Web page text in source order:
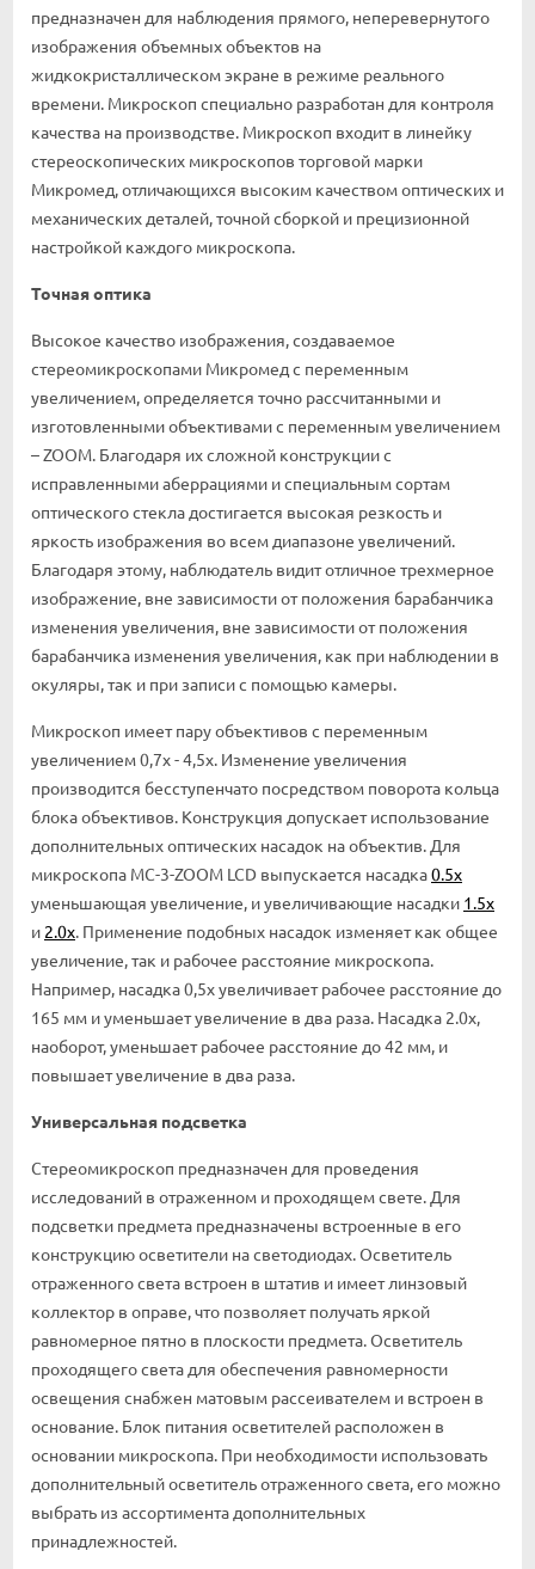
предназначен для наблюдения прямого, неперевернутого
изображения объемных объектов на
жидкокристаллическом экране в режиме реального
времени. Микроскоп специально разработан для контроля
качества на производстве. Микроскоп входит в линейку
стереоскопических микроскопов торговой марки
Микромед, отличающихся высоким качеством оптических и
механических деталей, точной сборкой и прецизионной
настройкой каждого микроскопа.
Точная оптика
Высокое качество изображения, создаваемое
стереомикроскопами Микромед с переменным
увеличением, определяется точно рассчитанными и
изготовленными объективами с переменным увеличением
– ZOOM. Благодаря их сложной конструкции с
исправленными аберрациями и специальным сортам
оптического стекла достигается высокая резкость и
яркость изображения во всем диапазоне увеличений.
Благодаря этому, наблюдатель видит отличное трехмерное
изображение, вне зависимости от положения барабанчика
изменения увеличения, вне зависимости от положения
барабанчика изменения увеличения, как при наблюдении в
окуляры, так и при записи с помощью камеры.
Микроскоп имеет пару объективов с переменным
увеличением 0,7х - 4,5х. Изменение увеличения
производится бесступенчато посредством поворота кольца
блока объективов. Конструкция допускает использование
дополнительных оптических насадок на объектив. Для
микроскопа МС-3-ZOOM LCD выпускается насадка0.5х
уменьшающая увеличение, и увеличивающие насадки 1.5х
и 2.0х. Применение подобных насадок изменяет как общее
увеличение, так и рабочее расстояние микроскопа.
Например, насадка 0,5х увеличивает рабочее расстояние до
165 мм и уменьшает увеличение в два раза. Насадка 2.0х,
наоборот, уменьшает рабочее расстояние до 42 мм, и
повышает увеличение в два раза.
Универсальная подсветка
Стереомикроскоп предназначен для проведения
исследований в отраженном и проходящем свете. Для
подсветки предмета предназначены встроенные в его
конструкцию осветители на светодиодах. Осветитель
отраженного света встроен в штатив и имеет линзовый
коллектор в оправе, что позволяет получать яркой
равномерное пятно в плоскости предмета. Осветитель
проходящего света для обеспечения равномерности
освещения снабжен матовым рассеивателем и встроен в
основание. Блок питания осветителей расположен в
основании микроскопа. При необходимости использовать
дополнительный осветитель отраженного света, его можно
выбрать из ассортимента дополнительных
принадлежностей.